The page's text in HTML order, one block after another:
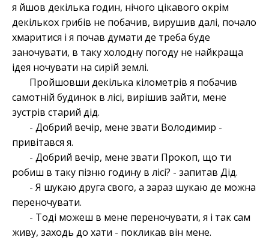
я йшов декілька годин, нічого цікавого окрім
декількох грибів не побачив, вирушив далі, почало
хмаритися і я почав думати де треба буде
заночувати, в таку холодну погоду не найкраща
ідея ночувати на сирій землі.
Пройшовши декілька кілометрів я побачив
самотній будинок в лісі, вирішив зайти, мене
зустрів старий дід.
- Добрий вечір, мене звати Володимир -
привітався я.
- Добрий вечір, мене звати Прокоп, що ти
робиш в таку пізню годину в лісі? - запитав Дід.
- Я шукаю друга свого, а зараз шукаю де можна
переночувати.
- Тоді можеш в мене переночувати, я і так сам
живу, заходь до хати - покликав він мене.